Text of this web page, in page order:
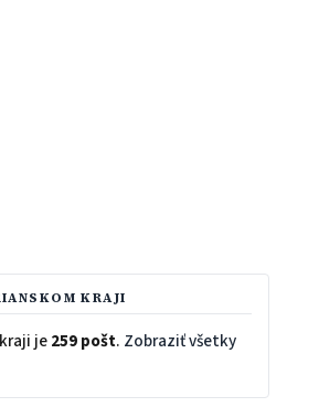
KRAJI
je259 pošt. Zobraziť všetky